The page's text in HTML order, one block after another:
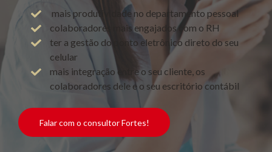
mais produtividade no departamento pessoal
colaboradores mais engajados com o RH
ter a gestão do ponto eletrônico direto do seu
celular
mais integração entre o seu cliente, os
colaboradores dele e o seu escritório contábil
Falar com o consultor Fortes!